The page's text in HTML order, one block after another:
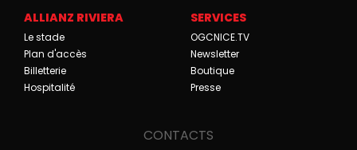
ALLIANZ RIVIERA
Le stade
Plan d'accès
Billetterie
Hospitalité
SERVICES
OGCNICE.TV
Newsletter
Boutique
Presse
CONTACTS